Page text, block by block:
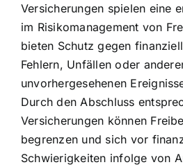
Versicherungen spielen eine
im Risikomanagement von
bieten Schutz gegen
Fehlern, Unfällen oder
unvorhergesehenen
Durch den Abschluss
Versicherungen können
begrenzen und sich vor
Schwierigkeiten infolge von